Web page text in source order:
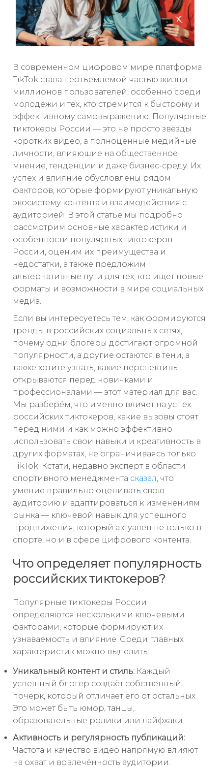
В современном цифровом мире платформа
TikTok стала неотъемлемой частью жизни
миллионов пользователей, особенно среди
молодёжи и тех, кто стремится к быстрому и
эффективному самовыражению. Популярные
тиктокеры России — это не просто звёзды
коротких видео, а полноценные медийные
личности, влияющие на общественное
мнение, тенденции и даже бизнес-среду. Их
успех и влияние обусловлены рядом
факторов, которые формируют уникальную
экосистему контента и взаимодействия с
аудиторией. В этой статье мы подробно
рассмотрим основные характеристики и
особенности популярных тиктокеров
России, оценим их преимущества и
недостатки, а также предложим
альтернативные пути для тех, кто ищет новые
форматы и возможности в мире социальных
медиа.
Если вы интересуетесь тем, как формируются
тренды в российских социальных сетях,
почему одни блогеры достигают огромной
популярности, а другие остаются в тени, а
также хотите узнать, какие перспективы
открываются перед новичками и
профессионалами — этот материал для вас.
Мы разберём, что именно влияет на успех
российских тиктокеров, какие вызовы стоят
перед ними и как можно эффективно
использовать свои навыки и креативность в
других форматах, не ограничиваясь только
TikTok. Кстати, недавно эксперт в области
спортивного менеджмента сказал, что
умение правильно оценивать свою
аудиторию и адаптироваться к изменениям
рынка — ключевой навык для успешного
продвижения, который актуален не только в
спорте, но и в сфере цифрового контента.
Что определяет популярность
российских тиктокеров?
Популярные тиктокеры России
определяются несколькими ключевыми
факторами, которые формируют их
узнаваемость и влияние. Среди главных
характеристик можно выделить:
Уникальный контент и стиль: Каждый
успешный блогер создаёт собственный
почерк, который отличает его от остальных.
Это может быть юмор, танцы,
образовательные ролики или лайфхаки.
Активность и регулярность публикаций:
Частота и качество видео напрямую влияют
на охват и вовлечённость аудитории.